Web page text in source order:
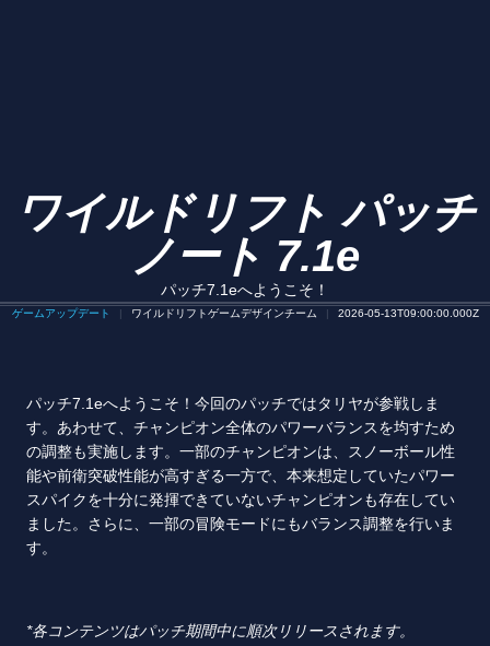
ワイルドリフト パッチ
ノート 7.1e
パッチ7.1eへようこそ！
ゲームアップデート ワイルドリフトゲームデザインチーム 2026-05-13T09:00:00.000Z
パッチ7.1eへようこそ！今回のパッチではタリヤが参戦しま
す。あわせて、チャンピオン全体のパワーバランスを均すため
の調整も実施します。一部のチャンピオンは、スノーボール性
能や前衛突破性能が高すぎる一方で、本来想定していたパワー
スパイクを十分に発揮できていないチャンピオンも存在してい
ました。さらに、一部の冒険モードにもバランス調整を行いま
す。
*各コンテンツはパッチ期間中に順次リリースされます。